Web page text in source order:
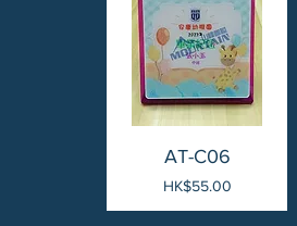
AT-C06
價格
HK$55.00